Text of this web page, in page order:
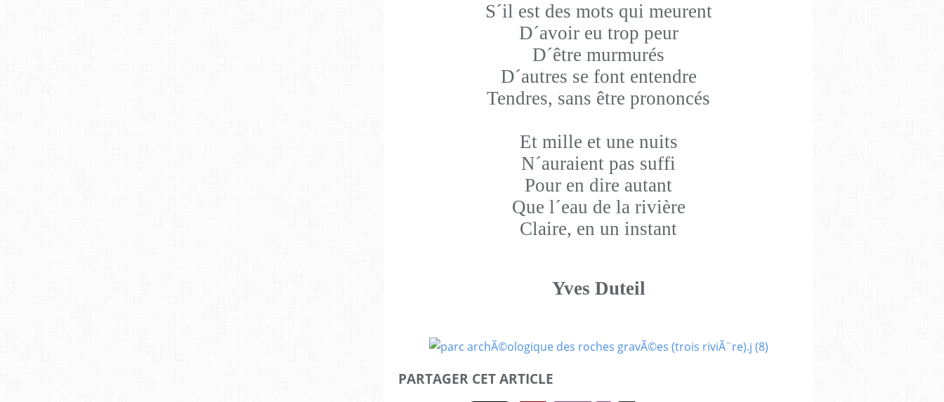
S´il est des mots qui meurent
D´avoir eu trop peur
D´être murmurés
D´autres se font entendre
Tendres, sans être prononcés
Et mille et une nuits
N´auraient pas suffi
Pour en dire autant
Que l´eau de la rivière
Claire, en un instant
Yves Duteil
PARTAGER CET ARTICLE